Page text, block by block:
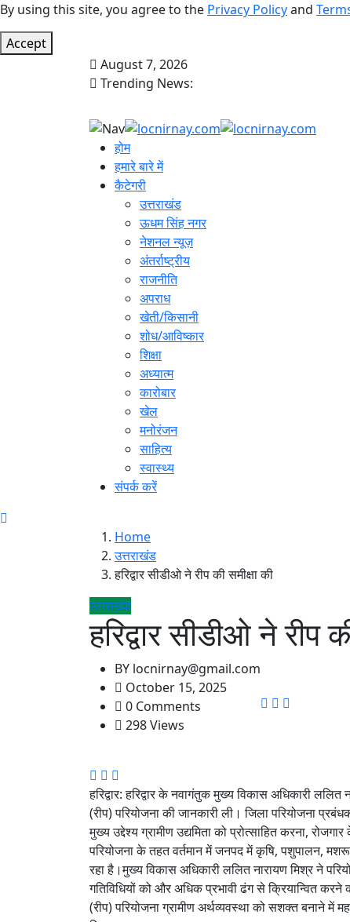
By using this site, you agree to the Privacy Policyand
Accept
August 7, 2026
Trending News:
होम
हमारे बारे में
कैटेगरी
उत्तराखंड
ऊधम सिंह नगर
नेशनल न्यूज़
अंतर्राष्ट्रीय
राजनीति
अपराध
खेती/किसानी
शोध/आविष्कार
शिक्षा
अध्यात्म
कारोबार
खेल
मनोरंजन
साहित्य
स्वास्थ्य
संपर्क करें
Home
उत्तराखंड
हरिद्वार सीडीओ ने रीप की समीक्षा की
उत्तराखंड
हरिद्वार सीडीओ ने रीप
BY locnirnay@gmail.com
October 15, 2025
0 Comments
298 Views
हरिद्वार: हरिद्वार के नवागंतुक मुख्य विकास अधिकारी
(रीप) परियोजना की जानकारी ली। जिला परियोजना
मुख्य उद्देश्य ग्रामीण उद्यमिता को प्रोत्साहित करना,
परियोजना के तहत वर्तमान में जनपद में कृषि, पशुपालन,
रहा है।मुख्य विकास अधिकारी ललित नारायण मिश्र ने
गतिविधियों को और अधिक प्रभावी ढंग से क्रियान्वित
(रीप) परियोजना ग्रामीण अर्थव्यवस्था को सशक्त बनाने में